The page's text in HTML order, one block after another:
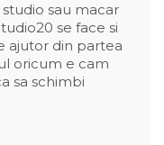
sau macar
se face si
ajutor din partea
oricum e cam
sa schimbi